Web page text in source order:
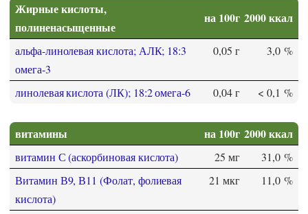
Жирные кислоты,
полиненасыщенные
на 100г 2000 ккал
альфа-линолевая кислота; АЛК; 18:3
омега-3
0,05 г 3,0 %
линолевая кислота (ЛК); 18:2 омега-6 0,04 г < 0,1 %
витамины на 100г 2000 ккал
витамин С (аскорбиновая кислота) 25 мг
31,0 %
Витамин В9, В11 (Фолат, фолиевая
кислота)
21 мкг 11,0 %